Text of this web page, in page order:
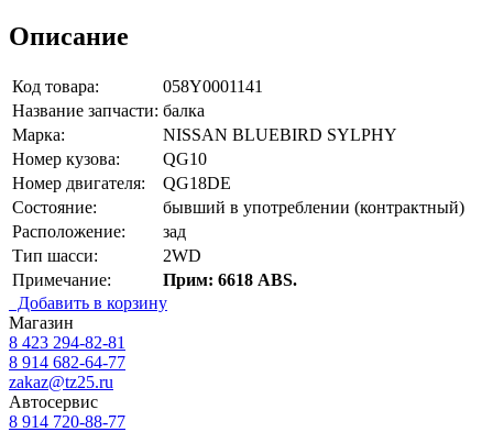
Описание
Код товара:
058Y0001141
Название запчасти: балка
Марка:
NISSAN BLUEBIRD SYLPHY
Номер кузова:
QG10
Номер двигателя:
QG18DE
Состояние:
бывший в употреблении (контрактный)
Расположение:
зад
Тип шасси:
2WD
Примечание:
Прим: 6618 ABS.
Добавить в корзину
Магазин
8 423 294-82-81
8 914 682-64-77
zakaz@tz25.ru
Автосервис
8 914 720-88-77